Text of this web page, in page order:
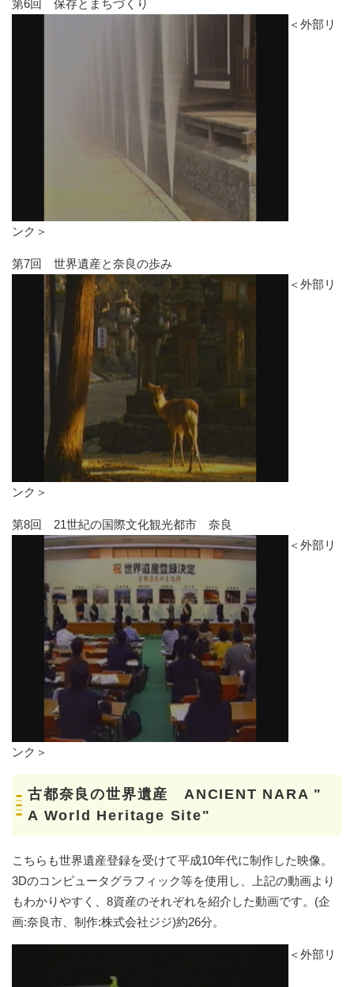
第6回 保存とまちづくり
＜外部リ
ンク＞
第7回 世界遺産と奈良の歩み
＜外部リ
ンク＞
第8回 21世紀の国際文化観光都市 奈良
＜外部リ
ンク＞
古都奈良の世界遺産 ANCIENT NARA "
A World Heritage Site"
こちらも世界遺産登録を受けて平成10年代に制作した映像。
3Dのコンピュータグラフィック等を使用し、上記の動画より
もわかりやすく、8資産のそれぞれを紹介した動画です。(企
画:奈良市、制作:株式会社ジジ)約26分。
＜外部リ